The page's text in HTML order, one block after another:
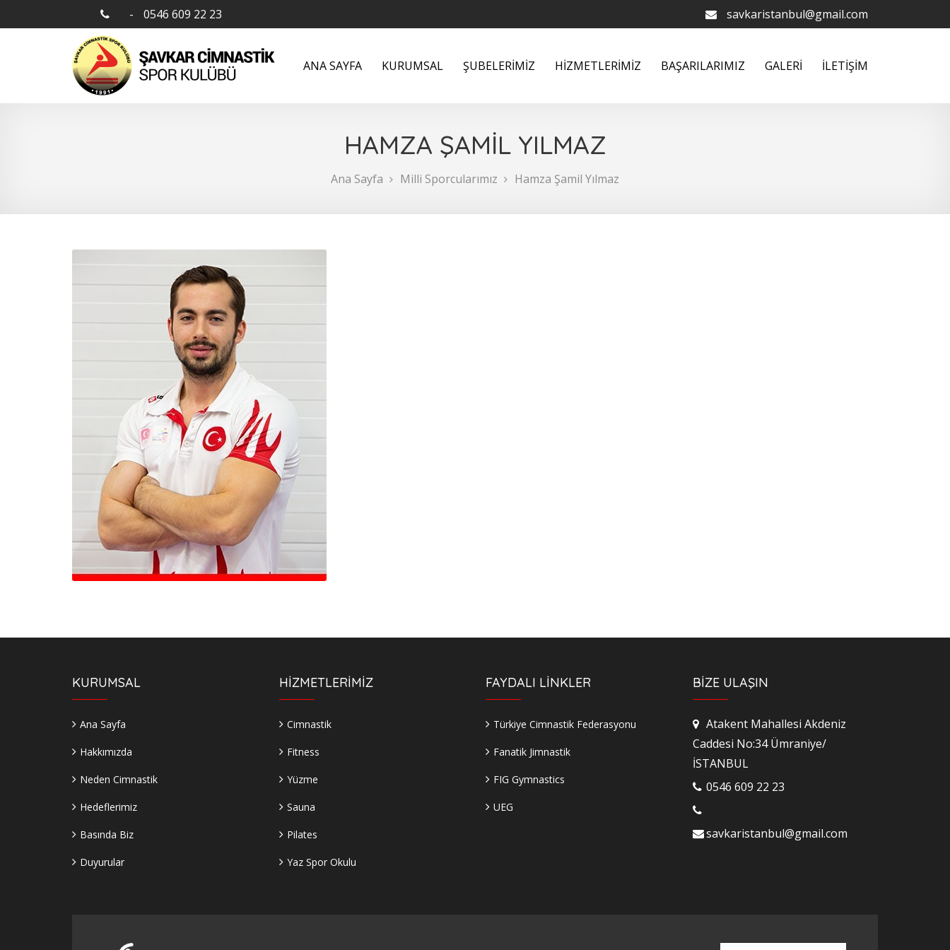
- 0546 609 22 23 savkaristanbul@gmail.com
ANA SAYFA KURUMSAL ŞUBELERİMİZ HİZMETLERİMİZ BAŞARILARIMIZ GALERİ İLETİŞİM
HAMZA ŞAMİL YILMAZ
Ana Sayfa Milli Sporcularımız Hamza Şamil Yılmaz
KURUMSAL
Ana Sayfa
Hakkımızda
Neden Cimnastik
Hedeflerimiz
Basında Biz
Duyurular
HİZMETLERİMİZ
Cimnastik
Fitness
Yüzme
Sauna
Pilates
Yaz Spor Okulu
FAYDALI LİNKLER
Türkiye Cimnastik Federasyonu
Fanatik Jimnastik
FIG Gymnastics
UEG
BİZE ULAŞIN
Atakent Mahallesi Akdeniz
Caddesi No:34 Ümraniye/
İSTANBUL
0546 609 22 23
savkaristanbul@gmail.com